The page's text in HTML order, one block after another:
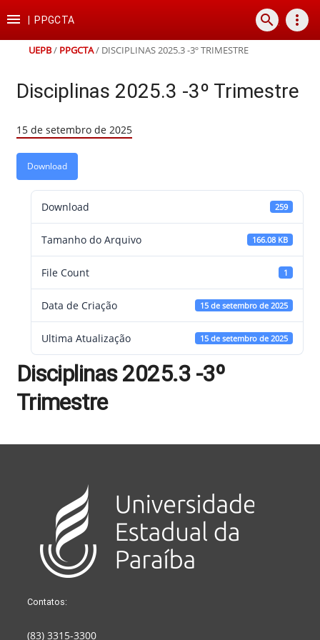
para
conteúdo
para
para
para
rodapé
 PPGCTA search more_vert
UEPB/ PPGCTA/ DISCIPLINAS 2025.3 -3º TRIMESTRE
Disciplinas 2025.3 -3º Trimestre
15 de setembro de 2025
Download
Download 259
Tamanho do Arquivo 166.08 KB
File Count 1
Data de Criação 15 de setembro de 2025
Ultima Atualização 15 de setembro de 2025
Disciplinas 2025.3 -3º
Trimestre
Contatos:
(83) 3315-3300